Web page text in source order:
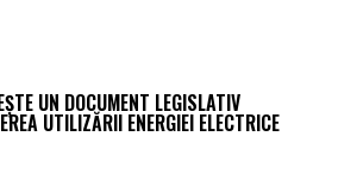
UN DOCUMENT LEGISLATIV
UTILIZĂRII ENERGIEI ELECTRICE